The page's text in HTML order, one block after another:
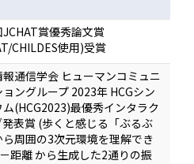
賞優秀論文賞
CHILDES使用)受賞
報通信学会 ヒューマンコミュニ
ングループ 2023年 HCGシン
(HCG2023)最優秀インタラク
発表賞 (歩くと感じる「ぶるぶ
ら周囲の3次元環境を理解でき
距離 から生成した2通りの振